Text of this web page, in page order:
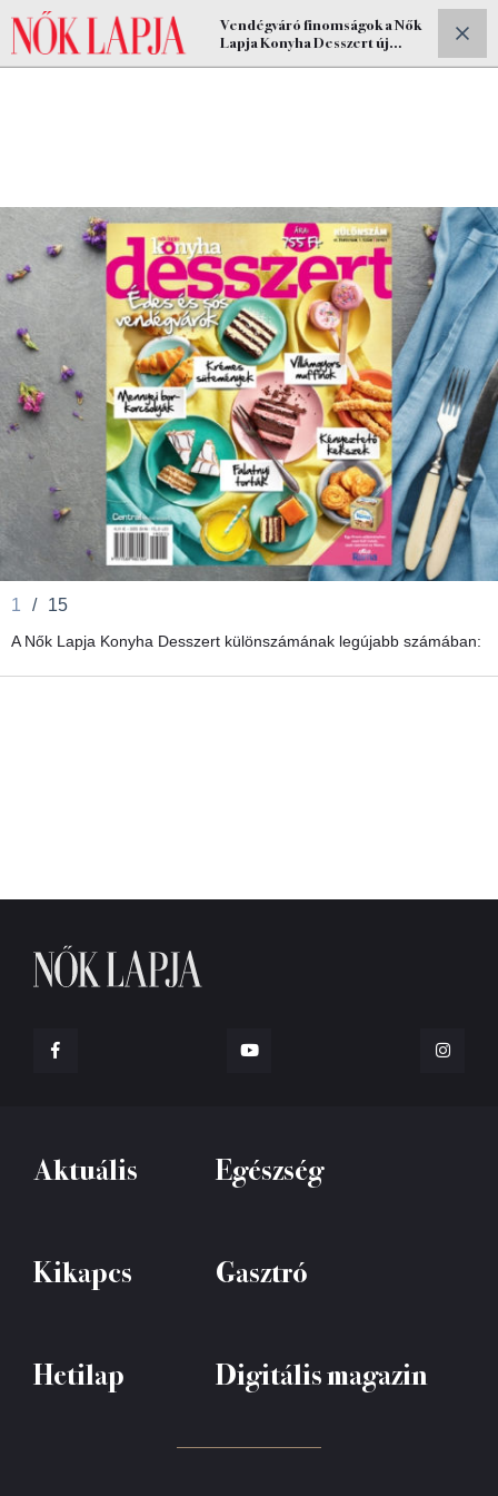
ELŐFIZETEK
Vendégváró finomságok a Nők
Lapja Konyha Desszert új
1 / 15
A Nők Lapja Konyha Desszert különszámának legújabb számában:
Aktuális Egészség
Kikapcs Gasztró
Hetilap Digitális magazin